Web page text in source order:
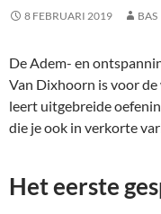
8 FEBRUARI 2019 BAS
De Adem- en
Van Dixhoorn is voor de
leert uitgebreide
die je ook in verkorte
Het eerste